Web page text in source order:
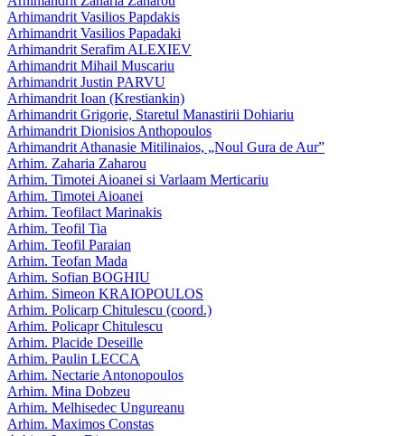
Arhimandrit Vasilios Papdakis
Arhimandrit Vasilios Papadaki
Arhimandrit Serafim ALEXIEV
Arhimandrit Mihail Muscariu
Arhimandrit Justin PARVU
Arhimandrit Ioan (Krestiankin)
Arhimandrit Grigorie, Staretul Manastirii Dohiariu
Arhimandrit Dionisios Anthopoulos
Arhimandrit Athanasie Mitilinaios, „Noul Gura de Aur”
Arhim. Zaharia Zaharou
Arhim. Timotei Aioanei si Varlaam Merticariu
Arhim. Timotei Aioanei
Arhim. Teofilact Marinakis
Arhim. Teofil Tia
Arhim. Teofil Paraian
Arhim. Teofan Mada
Arhim. Sofian BOGHIU
Arhim. Simeon KRAIOPOULOS
Arhim. Policarp Chitulescu (coord.)
Arhim. Policapr Chitulescu
Arhim. Placide Deseille
Arhim. Paulin LECCA
Arhim. Nectarie Antonopoulos
Arhim. Mina Dobzeu
Arhim. Melhisedec Ungureanu
Arhim. Maximos Constas